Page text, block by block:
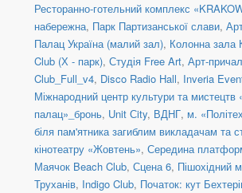
Ресторанно-готельний комплекс
набережна, Парк Партизанської слави,
Палац Україна (малий зал), Колонна
Club (Х - парк), Студія Free Art, Арт-причал
Club_Full_v4, Disco Radio Hall, Inveria
Міжнародний центр культури та
палац»_бронь, Unit Сity, ВДНГ, м.
біля пам'ятника загиблим викладачам та
кінотеатру «Жовтень», Середина
Маячок Beach Club, Сцена 6, Пішохідний
Труханів, Indigo Club, Початок: кут